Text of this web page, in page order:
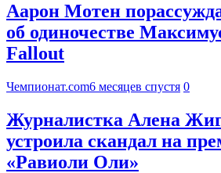
Аарон Мотен
об одиночестве
Fallout
Чемпионат.com6 месяцев спустя 0
Журналистка Алена
устроила скандал на
«Равиоли Оли»